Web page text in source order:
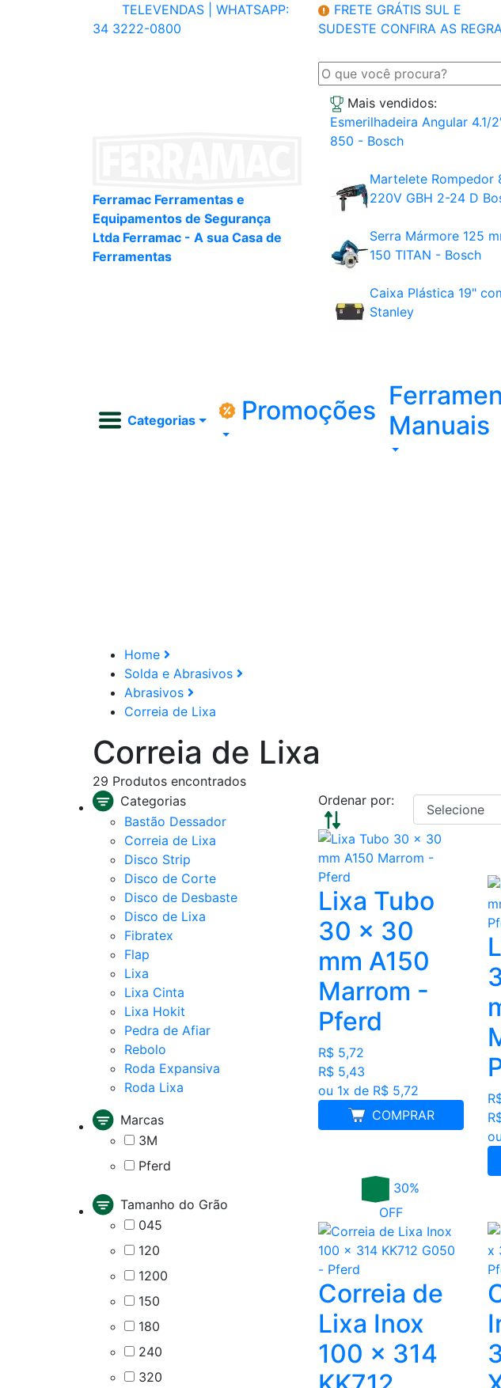
TELEVENDAS |
WHATSAPP:
34 3222-0800
FRETE GRÁTIS SUL E
SUDESTE CONFIRA AS
Ferramac Ferramentas e
Equipamentos de Segurança
Ltda Ferramac - A sua Casa de
Ferramentas
Mais vendidos:
Esmerilhadeira Angular 4.1/
850 - Bosch
Martelete Rompedor
220V GBH 2-24 D
Serra Mármore 125
150 TITAN - Bosch
Caixa Plástica 19"
Stanley
Categorias Promoções Manuais
Home
Solda e Abrasivos
Abrasivos
Correia de Lixa
Correia de Lixa
29 Produtos encontrados
Categorias
Bastão Dessador
Correia de Lixa
Disco Strip
Disco de Corte
Disco de Desbaste
Disco de Lixa
Fibratex
Flap
Lixa
Lixa Cinta
Lixa Hokit
Pedra de Afiar
Rebolo
Roda Expansiva
Roda Lixa
Marcas
3M
Pferd
Tamanho do Grão
045
120
1200
150
180
240
320
Ordenar por:
Lixa Tubo
30 x 30
mm A150
Marrom -
Pferd
R$ 5,72
R$ 5,43
ou 1x de R$ 5,72
COMPRAR
30%
OFF
Correia de
Lixa Inox
100 x 314